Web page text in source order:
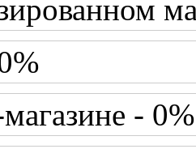
- 0%